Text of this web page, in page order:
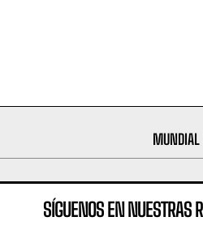
SÍGUENOS EN NUESTRAS